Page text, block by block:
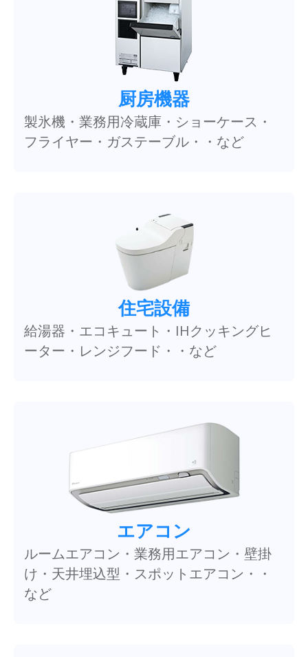
厨房機器
製氷機・業務用冷蔵庫・ショーケース・
フライヤー・ガステーブル・・など
住宅設備
給湯器・エコキュート・IHクッキングヒ
ーター・レンジフード・・など
エアコン
ルームエアコン・業務用エアコン・壁掛
け・天井埋込型・スポットエアコン・・
など